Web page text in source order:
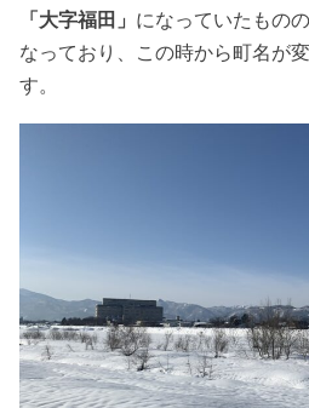
「大字福田」 になっていたもの
なっており、この時から町名が
す。